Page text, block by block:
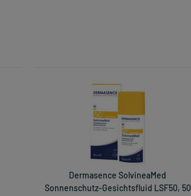
Dermasence SolvineaMed
Sonnenschutz-Gesichtsfluid LSF50, 50